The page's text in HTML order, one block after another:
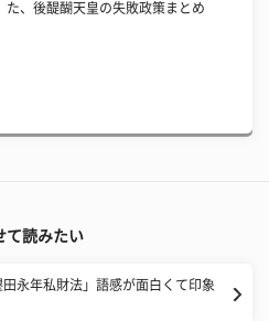
た、後醍醐天皇の失敗政策まとめ
て読みたい
永年私財法」語感が面白くて印象